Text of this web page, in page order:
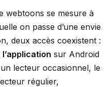
webtoons se mesure à
on passe d’une envie
deux accès coexistent :
l’application sur Android
lecteur occasionnel, le
régulier,